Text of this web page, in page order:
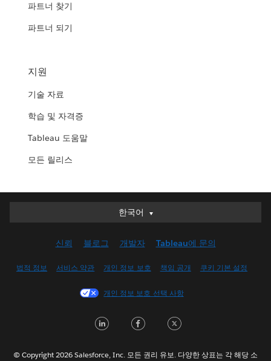
파트너 찾기
파트너 되기
지원
기술 자료
학습 및 자격증
Tableau 도움말
모든 릴리스
한국어
한국어
English (UK)
Français (Canada)
Italiano
신뢰 블로그 개발자 Tableau에 문의
법적 정보 서비스 약관 개인 정보 보호 책임 공개 쿠키 기본 설정
개인 정보 보호 선택 사항
LinkedInFacebook
© Copyright 2026 Salesforce, Inc. 모든 권리 유보. 다양한 상표는 각 해당 소